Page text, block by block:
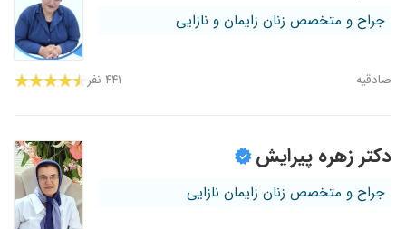
جراح و متخصص زنان زایمان و نازایی
صادقیه ۴۴۱ نفر
دکتر زهره پیرایش
جراح و متخصص زنان زایمان نازایی